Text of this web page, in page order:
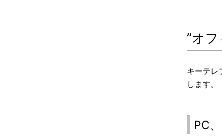
”オ
キーテレ
します。
PC